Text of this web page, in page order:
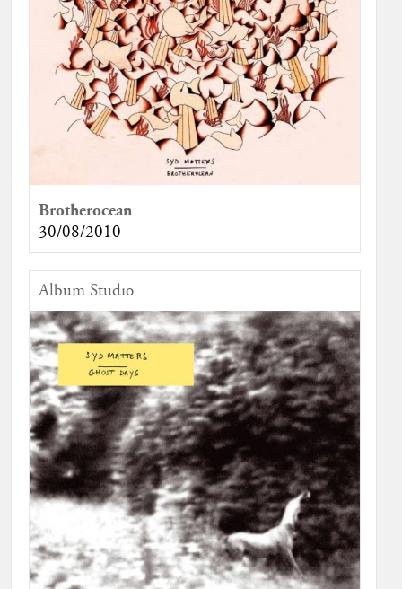
Brotherocean
30/08/2010
Album Studio